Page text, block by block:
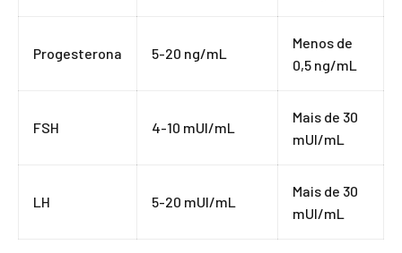
Progesterona 5-20 ng/mL
Menos de
0,5 ng/mL
FSH 4-10 mUI/mL
Mais de 30
mUI/mL
LH 5-20 mUI/mL
Mais de 30
mUI/mL